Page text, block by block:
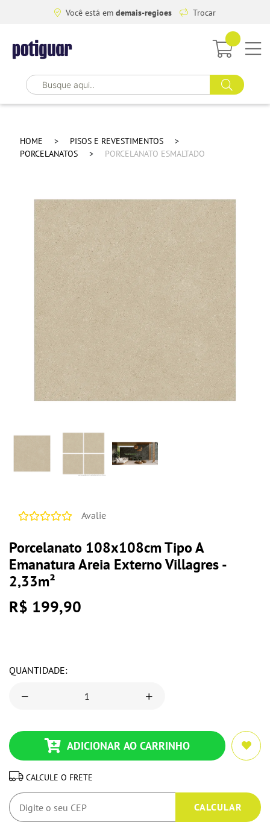
Você está em demais-regioes Trocar
HOME
PISOS E REVESTIMENTOS
PORCELANATOS
PORCELANATO ESMALTADO
Avalie
Porcelanato 108x108cm Tipo A
Emanatura Areia Externo Villagres -
2,33m²
R$ 199,90
QUANTIDADE:
ADICIONAR AO CARRINHO
CALCULE O FRETE